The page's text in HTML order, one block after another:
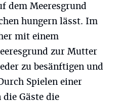
dem Meeresgrund
hungern lässt. Im
mit einem
zur Mutter
zu besänftigen und
Spielen einer
Gäste die